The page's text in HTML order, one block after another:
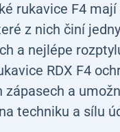
rukavice F4
z nich činí jedny
a nejlépe
RDX F4
zápasech a
techniku a sílu